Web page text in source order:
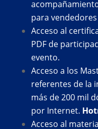
para vendedores
Acceso al
PDF de
evento.
Acceso a los
referentes de la
más de 200 mil
por Internet.
Acceso al